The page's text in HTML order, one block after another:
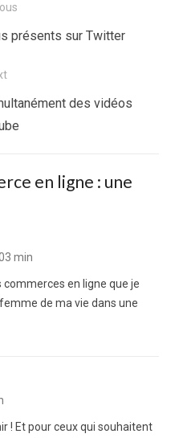
présents sur Twitter
des vidéos
en ligne : une
min
commerces en ligne que je
de ma vie dans une
! Et pour ceux qui souhaitent